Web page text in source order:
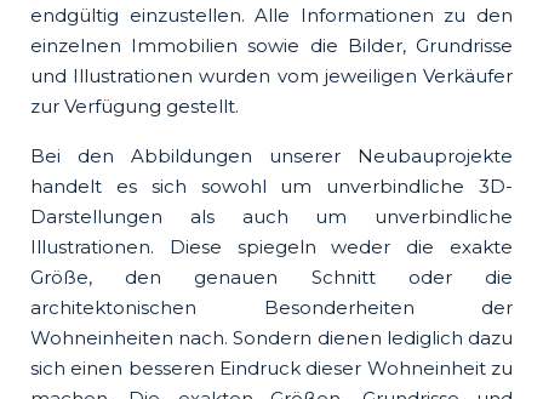
endgültig einzustellen. Alle Informationen zu den
einzelnen Immobilien sowie die Bilder, Grundrisse
und Illustrationen wurden vom jeweiligen Verkäufer
zur Verfügung gestellt.
Bei den Abbildungen unserer Neubauprojekte
handelt es sich sowohl um unverbindliche 3D-
Darstellungen als auch um unverbindliche
Illustrationen. Diese spiegeln weder die exakte
Größe, den genauen Schnitt oder die
architektonischen Besonderheiten der
Wohneinheiten nach. Sondern dienen lediglich dazu
sich einen besseren Eindruck dieser Wohneinheit zu